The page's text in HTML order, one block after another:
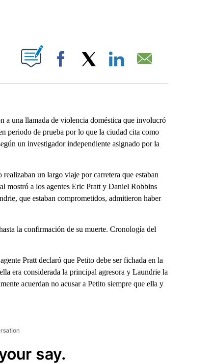
NEW PAGES ON "".
Facebook
una llamada de violencia doméstica que involucró
periodo de prueba por lo que la ciudad cita como
un investigador independiente asignado por la
un largo viaje por carretera que estaban
mostró a los agentes Eric Pratt y Daniel Robbins
que estaban comprometidos, admitieron haber
la confirmación de su muerte. Cronología del
Pratt declaró que Petito debe ser fichada en la
era considerada la principal agresora y Laundrie la
acuerdan no acusar a Petito siempre que ella y
say.